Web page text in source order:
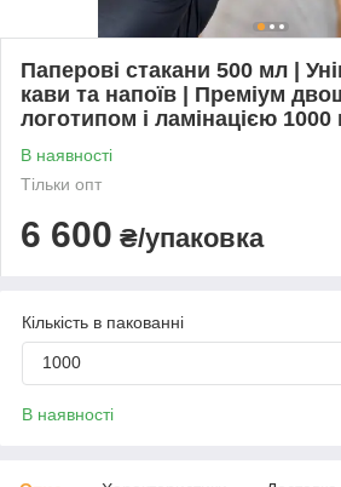
Паперові стакани 500 мл |
кави та напоїв | Преміум
логотипом і ламінацією 1000
В наявності
Тільки опт
6 600 ₴/упаковка
Кількість в пакованні
1000
В наявності